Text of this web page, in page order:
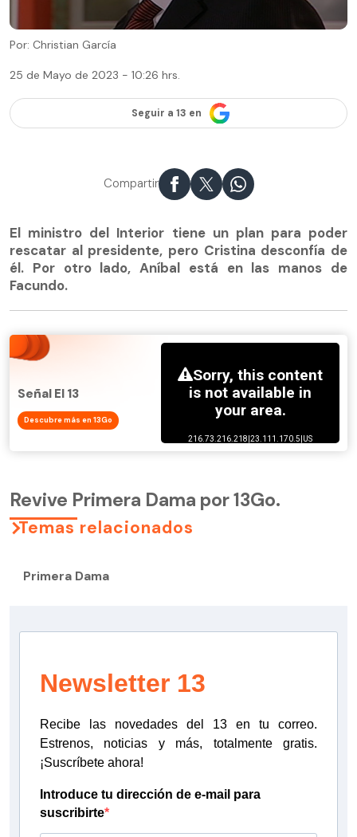
Por: Christian García
25 de Mayo de 2023 - 10:26 hrs.
Seguir a 13 en
Compartir
El ministro del Interior tiene un plan para poder
rescatar al presidente, pero Cristina desconfía de
él. Por otro lado, Aníbal está en las manos de
Facundo.
Señal El 13
Descubre más en 13Go
Revive Primera Dama por 13Go.
Temas relacionados
Primera Dama
Newsletter 13
Recibe las novedades del 13 en tu correo.
Estrenos, noticias y más, totalmente gratis.
¡Suscríbete ahora!
Introduce tu dirección de e-mail para
suscribirte